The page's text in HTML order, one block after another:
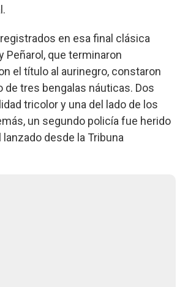
en esa final clásica
Peñarol, que terminaron
el título al aurinegro, constaron
de tres bengalas náuticas. Dos
tricolor y una del lado de los
un segundo policía fue herido
desde la Tribuna